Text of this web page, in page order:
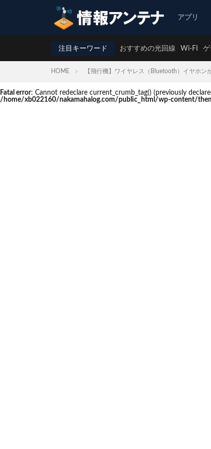
アプリ
注目キーワード おすすめの光回線 Wi-FI ゲ
HOME 【飛行機】ワイヤレス（Bluetooth）イヤホ
Fatal error: Cannot redeclare current_crumb_tag() (previously
/home/xb022160/nakamahalog.com/public_html/wp-content/